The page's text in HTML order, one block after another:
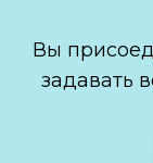
Вы
задавать